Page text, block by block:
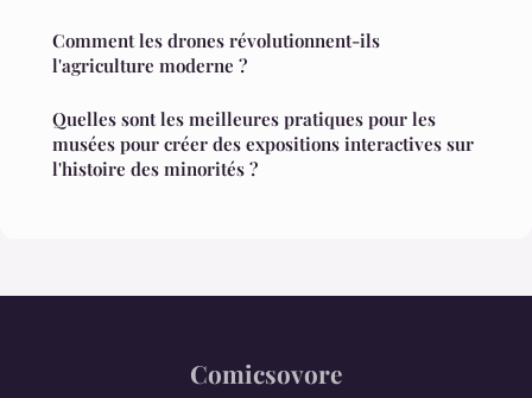
Comment les drones révolutionnent-ils
l'agriculture moderne ?
Quelles sont les meilleures pratiques pour les
musées pour créer des expositions interactives sur
l'histoire des minorités ?
Comicsovore